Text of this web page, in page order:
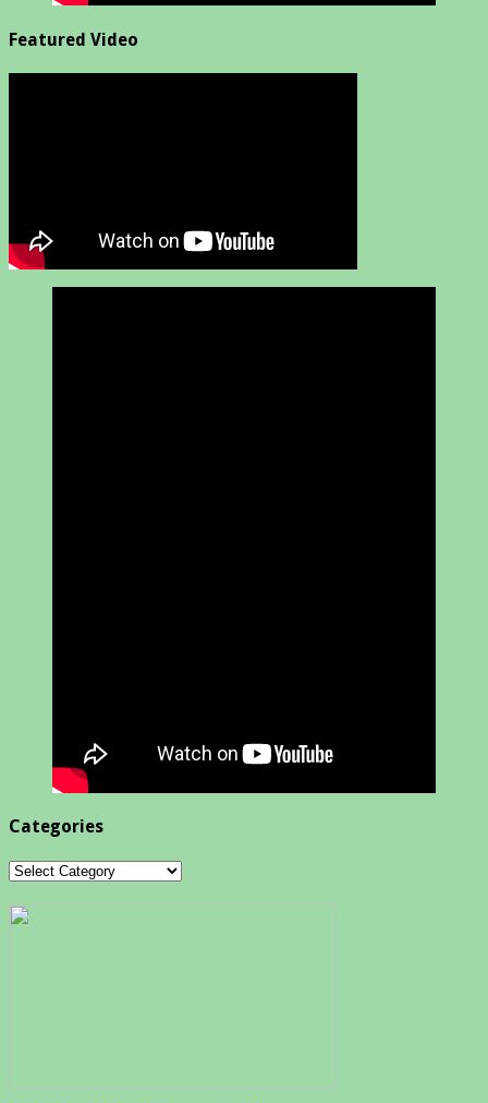
Featured Video
Categories
Categories